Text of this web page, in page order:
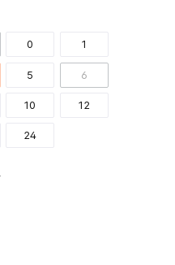
0 1
5 6
10 12
24